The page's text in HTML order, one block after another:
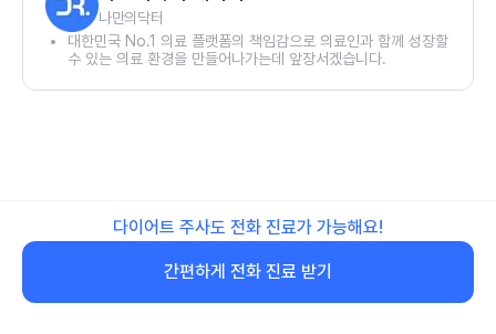
나만의닥터
대한민국 No.1 의료 플랫폼의 책임감으로 의료인과 함께 성장할
수 있는 의료 환경을 만들어나가는데 앞장서겠습니다.
다이어트 주사도 전화 진료가 가능해요!
간편하게 전화 진료 받기